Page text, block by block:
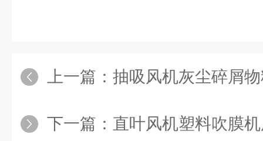
上一篇： 抽吸风机灰尘碎屑
下一篇： 直叶风机塑料吹膜